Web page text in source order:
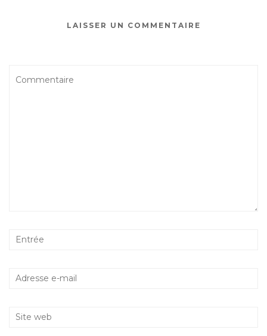
LAISSER UN COMMENTAIRE